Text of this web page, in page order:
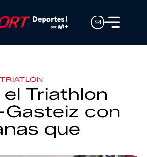
TRIATLÓN
Triathlon
con
que